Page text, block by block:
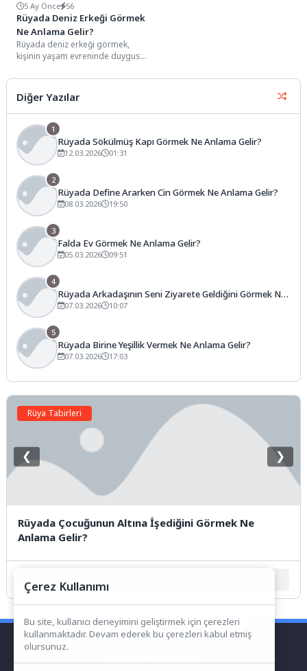
5 Ay Önce 56
Rüyada Deniz Erkeği Görmek
Ne Anlama Gelir?
Rüyada deniz erkeği görmek,
kişinin yaşam evreninde duygusal
arasında kurulan sıra...
Diğer Yazılar
1
Rüyada Sökülmüş Kapı Görmek Ne Anlama Gelir?
12.03.2026 01:31
2
Rüyada Define Ararken Cin Görmek Ne Anlama Gelir?
08.03.2026 19:50
3
Falda Ev Görmek Ne Anlama Gelir?
05.03.2026 09:51
4
Rüyada Arkadaşının Seni Ziyarete Geldiğini Görmek Ne
Anlama Gelir?
07.03.2026 10:07
5
Rüyada Birine Yeşillik Vermek Ne Anlama Gelir?
07.03.2026 17:03
Rüya Tabirleri
Rüyada Çocuğunun Altına İşediğini Görmek Ne
Anlama Gelir?
❮ ❯
Çerez Kullanımı
Bu site, kullanıcı deneyimini geliştirmek için çerezleri
kullanmaktadır. Devam ederek bu çerezleri kabul etmiş
olursunuz.